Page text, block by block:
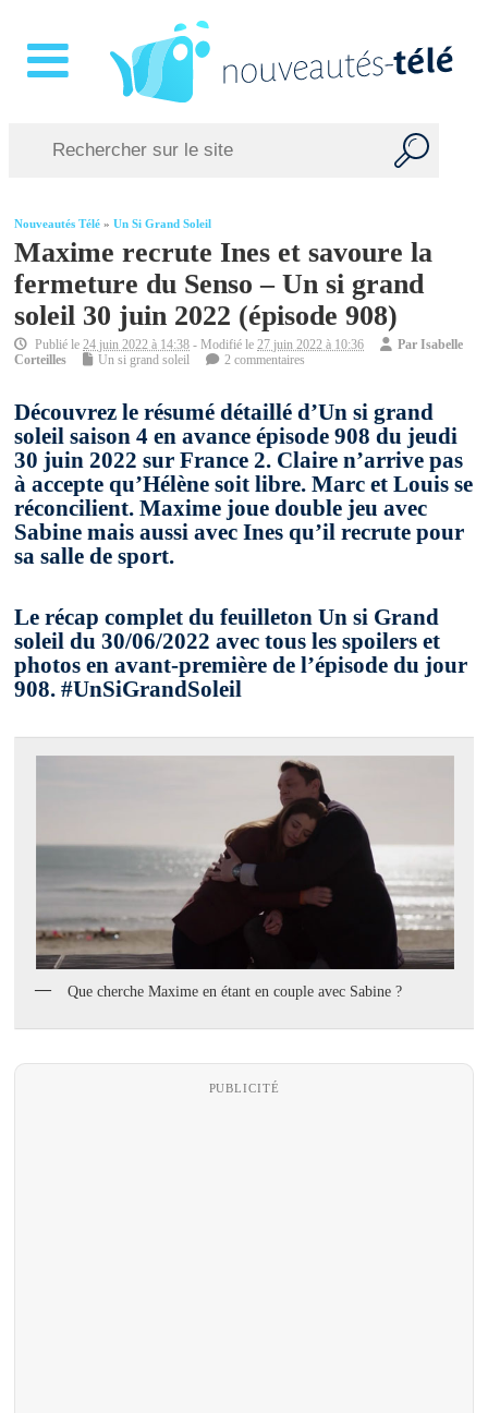
Nouveautés Télé »Un Si Grand Soleil
Maxime recrute Ines et savoure la
fermeture du Senso – Un si grand
soleil 30 juin 2022 (épisode 908)
Publié le24 juin 2022 à 14:38 - Modifié le27 juin 2022 à 10:36 ParIsabelle
Corteilles
Un si grand soleil 2 commentaires
Découvrez le résumé détaillé d’Un si grand
soleil saison 4 en avance épisode 908 du jeudi
30 juin 2022 sur France 2. Claire n’arrive pas
à accepte qu’Hélène soit libre. Marc et Louis se
réconcilient. Maxime joue double jeu avec
Sabine mais aussi avec Ines qu’il recrute pour
sa salle de sport.
Le récap complet du feuilleton Un si Grand
soleil du 30/06/2022 avec tous les spoilers et
photos en avant-première de l’épisode du jour
908. #UnSiGrandSoleil
Que cherche Maxime en étant en couple avec Sabine ?
PUBLICITÉ